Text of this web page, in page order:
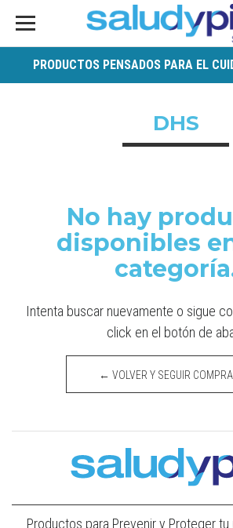
PRODUCTOS PENSADOS PARA EL
DHS
No hay
disponibles
Intenta buscar nuevamente o sigue
click en el botón de
← VOLVER Y SEGUIR
Productos para Prevenir y Proteger tu